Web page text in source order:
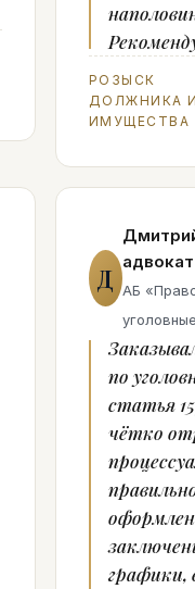
РОЗЫСК
ДОЛЖНИКА
ИМУЩЕСТВА
Д адвокат
АБ
по
статья
чётко
графики,